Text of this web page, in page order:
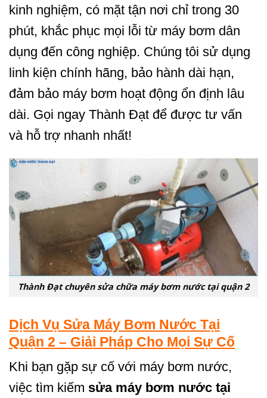
kinh nghiệm, có mặt tận nơi chỉ trong 30
phút, khắc phục mọi lỗi từ máy bơm dân
dụng đến công nghiệp. Chúng tôi sử dụng
linh kiện chính hãng, bảo hành dài hạn,
đảm bảo máy bơm hoạt động ổn định lâu
dài. Gọi ngay Thành Đạt để được tư vấn
và hỗ trợ nhanh nhất!
Thành Đạt chuyên sửa chữa máy bơm nước tại quận 2
Dịch Vụ Sửa Máy Bơm Nước Tại
Quận 2 – Giải Pháp Cho Mọi Sự Cố
Khi bạn gặp sự cố với máy bơm nước,
việc tìm kiếm sửa máy bơm nước tại